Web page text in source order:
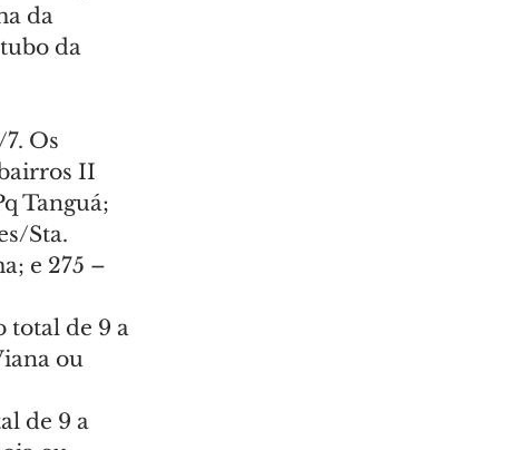
da
da
Os
II
Tanguá;
Sta.
e 275 –
de 9 a
ou
de 9 a